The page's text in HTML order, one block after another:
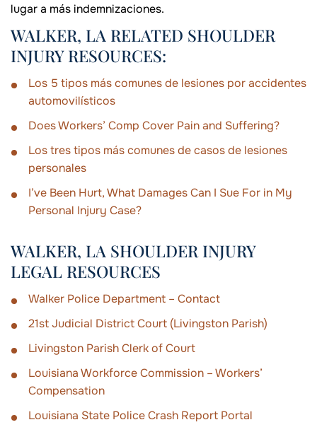
lugar a más indemnizaciones.
WALKER, LA RELATED SHOULDER
INJURY RESOURCES:
Los 5 tipos más comunes de lesiones por accidentes
automovilísticos
Does Workers’ Comp Cover Pain and Suffering?
Los tres tipos más comunes de casos de lesiones
personales
I’ve Been Hurt, What Damages Can I Sue For in My
Personal Injury Case?
WALKER, LA SHOULDER INJURY
LEGAL RESOURCES
Walker Police Department – Contact
21st Judicial District Court (Livingston Parish)
Livingston Parish Clerk of Court
Louisiana Workforce Commission – Workers’
Compensation
Louisiana State Police Crash Report Portal